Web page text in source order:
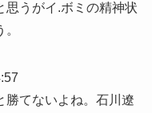
思うがイ.ボミの精神状
勝てないよね。石川遼